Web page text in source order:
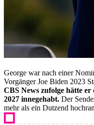
George war nach einer
Vorgänger Joe Biden 2023
CBS News zufolge hätte
2027 innegehabt. Der
mehr als ein Dutzend